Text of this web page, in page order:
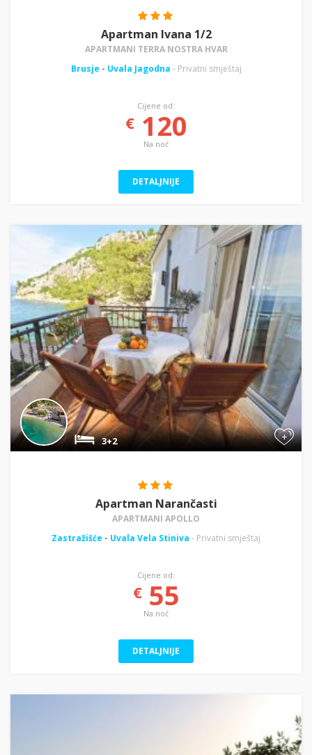
Apartman Ivana 1/2
APARTMANI TERRA NOSTRA HVAR
Brusje - Uvala Jagodna - Privatni smještaj
Cijene od:
€120
Na noć
DETALJNIJE
+
3+2
Apartman Narančasti
APARTMANI APOLLO
Zastražišće - Uvala Vela Stiniva - Privatni smještaj
Cijene od:
€55
Na noć
DETALJNIJE